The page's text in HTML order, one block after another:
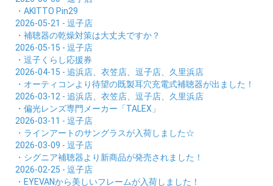
・AKITTO Pin29
2026-05-21 - 逗子店
・補聴器の乾燥対策は大丈夫ですか？
2026-05-15 - 逗子店
・逗子くらし応援券
2026-04-15 - 追浜店、衣笠店、逗子店、久里浜店
・オーティコンより待望の既製耳穴充電式補聴器が出ました！
2026-03-12 - 追浜店、衣笠店、逗子店、久里浜店
・偏光レンズ専門メーカー「TALEX」
2026-03-11 - 逗子店
・ラインアートのサングラスが入荷しました☆
2026-03-09 - 逗子店
・シグニア補聴器より新商品が発売されました！
2026-02-25 - 逗子店
・EYEVANから美しいフレームが入荷しました！